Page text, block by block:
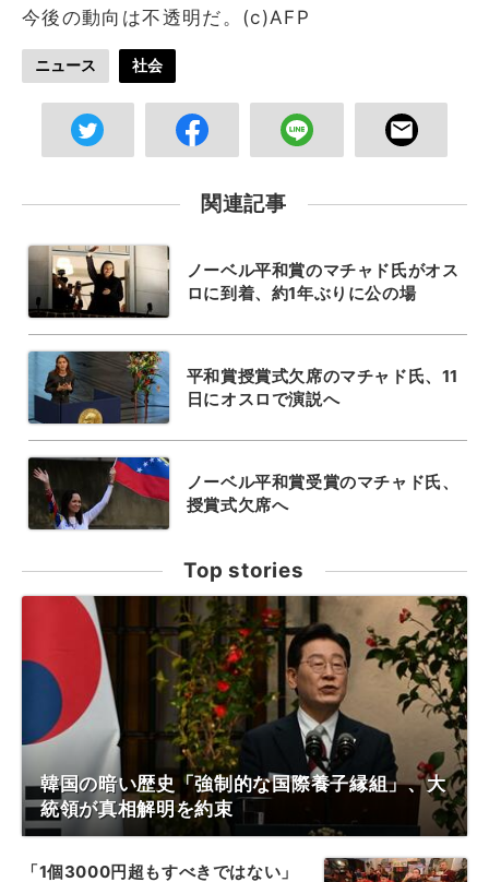
今後の動向は不透明だ。(c)AFP
ニュース 社会
関連記事
ノーベル平和賞のマチャド氏がオス
ロに到着、約1年ぶりに公の場
平和賞授賞式欠席のマチャド氏、11
日にオスロで演説へ
ノーベル平和賞受賞のマチャド氏、
授賞式欠席へ
Top stories
韓国の暗い歴史「強制的な国際養子縁組」、大
統領が真相解明を約束
「1個3000円超もすべきではない」